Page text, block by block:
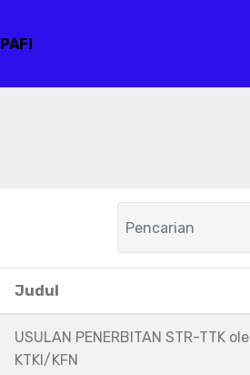
PAFI
Judul
USULAN PENERBITAN STR-TTK
KTKI/KFN